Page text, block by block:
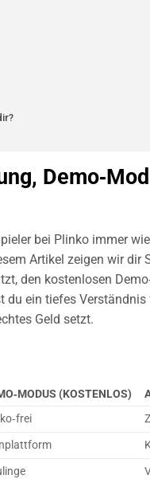
bei Plinko immer
Artikel zeigen wir dir
den kostenlosen
ein tiefes
Geld setzt.
(KOSTENLOS)